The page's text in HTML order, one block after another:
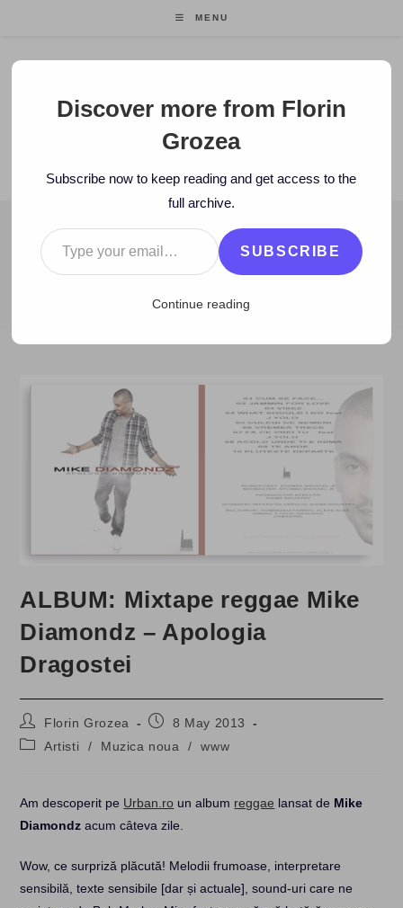
MENU
Florin Grozea
ENTREPRENEUR. FOUNDER/CEO MOCAPP.
BLOG
2013 > May > 8 > www > ALBUM: Mixtape reggae Mike
ALBUM: Mixtape reggae Mike
Diamondz – Apologia
Dragostei
Post
author:
Florin Grozea
Post8 May 2013
PostArtisti / Muzica noua / www
Am descoperit pe Urban.ro un album reggae lansat de Mike
Diamondz acum câteva zile.
Wow, ce surpriză plăcută! Melodii frumoase, interpretare
sensibilă, texte sensibile [dar și actuale], sound-uri care ne
Discover more from Florin
Grozea
Subscribe now to keep reading and get access to the
full archive.
Type your email…
SUBSCRIBE
Continue reading